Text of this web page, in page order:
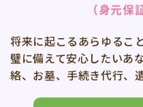
（身元保
将来に起こるあらゆるこ
璧に備えて安心したいあ
絡、お墓、手続き代行、